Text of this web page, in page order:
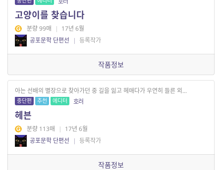
고양이를 찾습니다
분량 99매 | 17년 6월
공포문학 단편선
| 등록작가
작품정보
아는 선배의 별장으로 찾아가던 중 길을 잃고 헤매다가 우연히 들른 외...
중단편 추천 에디터 호러
헤븐
분량 113매 | 17년 6월
공포문학 단편선
| 등록작가
작품정보